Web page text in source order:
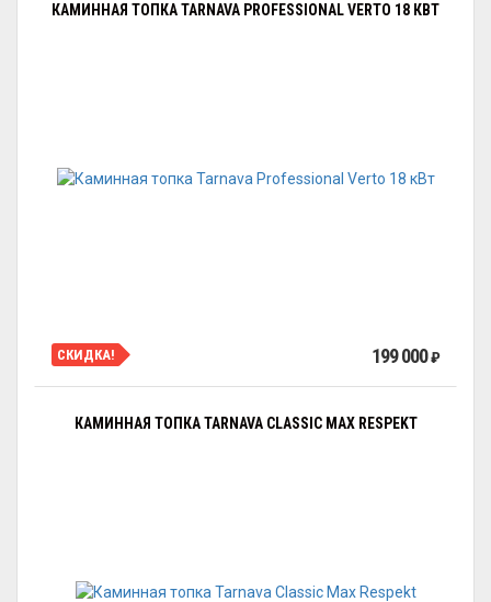
КАМИННАЯ ТОПКА TARNAVA PROFESSIONAL VERTO 18 КВТ
СКИДКА! 199 000₽
КАМИННАЯ ТОПКА TARNAVA CLASSIC MAX RESPEKT